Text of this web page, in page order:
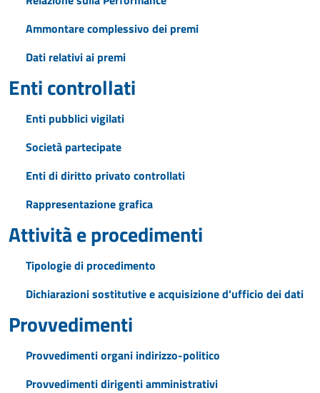
Ammontare complessivo dei premi
Dati relativi ai premi
Enti controllati
Enti pubblici vigilati
Società partecipate
Enti di diritto privato controllati
Rappresentazione grafica
Attività e procedimenti
Tipologie di procedimento
Dichiarazioni sostitutive e acquisizione d'ufficio dei dati
Provvedimenti
Provvedimenti organi indirizzo-politico
Provvedimenti dirigenti amministrativi